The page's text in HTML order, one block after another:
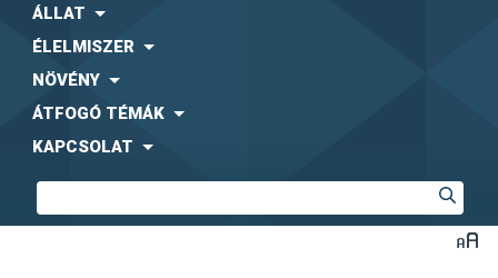
ÁLLAT
ÉLELMISZER
NÖVÉNY
ÁTFOGÓ TÉMÁK
KAPCSOLAT